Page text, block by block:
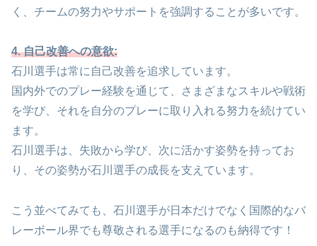
く、チームの努力やサポートを強調することが多いです。
4. 自己改善への意欲:
石川選手は常に自己改善を追求しています。
国内外でのプレー経験を通じて、さまざまなスキルや戦術
を学び、それを自分のプレーに取り入れる努力を続けてい
ます。
石川選手は、失敗から学び、次に活かす姿勢を持ってお
り、その姿勢が石川選手の成長を支えています。
こう並べてみても、石川選手が日本だけでなく国際的なバ
レーボール界でも尊敬される選手になるのも納得です！